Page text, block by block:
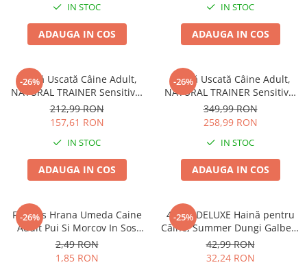
IN STOC
ADAUGA IN COS
IN STOC
ADAUGA IN COS
-26%
Hrană Uscată Câine Adult,
NATURAL TRAINER Sensitive,
Talie Mică, Vită și Orez, 7kg
212,99 RON
157,61 RON
IN STOC
ADAUGA IN COS
-26%
Hrană Uscată Câine Adult,
NATURAL TRAINER Sensitive,
Fără Gluten, Talie
Medie/Mare, Rață, 12kg
349,99 RON
258,99 RON
IN STOC
ADAUGA IN COS
-26%
Friskies Hrana Umeda Caine
Adult Pui Si Morcov In Sos
100g
2,49 RON
1,85 RON
-25%
4DOG DELUXE Haină pentru
Câine, Summer Dungi Galben,
35 cm
42,99 RON
32,24 RON